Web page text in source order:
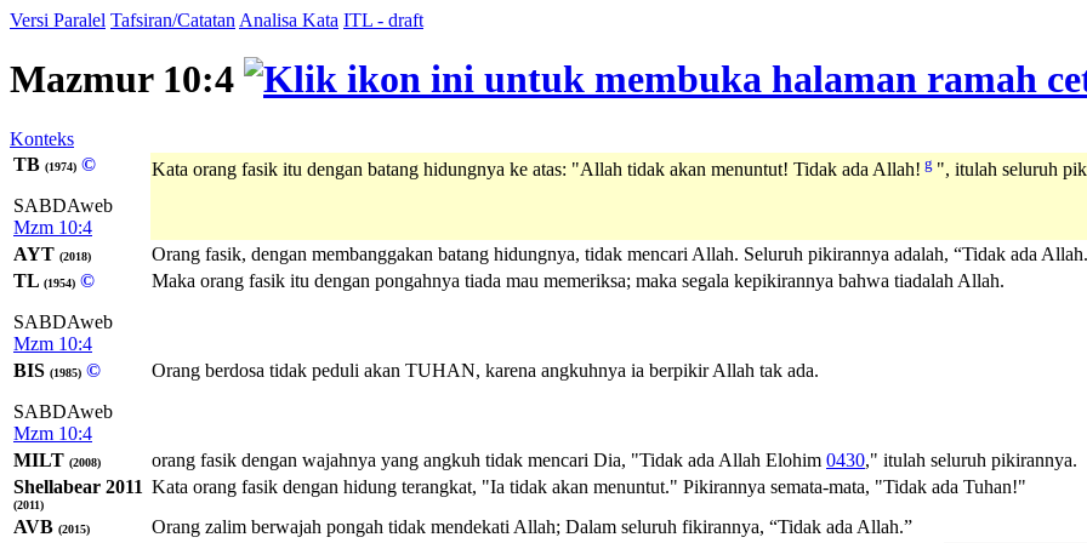
Versi Paralel Tafsiran/Catatan Analisa Kata ITL - draft
Mazmur 10:4
Konteks
TB (1974) ©
SABDAweb
Mzm 10:4
Kata orang fasik itu dengan batang hidungnya ke atas: "Allah tidak akan menuntut! Tidak ada Allah! g ", itulah seluruh
AYT (2018)
Orang fasik, dengan membanggakan batang hidungnya, tidak mencari Allah. Seluruh pikirannya adalah, “Tidak ada
TL (1954) ©
SABDAweb
Mzm 10:4
Maka orang fasik itu dengan pongahnya tiada mau memeriksa; maka segala kepikirannya bahwa tiadalah Allah.
BIS (1985) ©
SABDAweb
Mzm 10:4
Orang berdosa tidak peduli akan TUHAN, karena angkuhnya ia berpikir Allah tak ada.
MILT (2008) orang fasik dengan wajahnya yang angkuh tidak mencari Dia, "Tidak ada Allah Elohim 0430," itulah seluruh pikirannya.
Shellabear 2011
(2011)
Kata orang fasik dengan hidung terangkat, "Ia tidak akan menuntut." Pikirannya semata-mata, "Tidak ada Tuhan!"
AVB (2015) Orang zalim berwajah pongah tidak mendekati Allah; Dalam seluruh fikirannya, “Tidak ada Allah.”